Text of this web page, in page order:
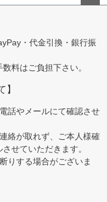
ップ
へ
・代金引換・銀行振
料はご負担下さい。
】
話やメールにて確認させ
絡が取れず、ご本人様確
せていただきます。
りする場合がございま